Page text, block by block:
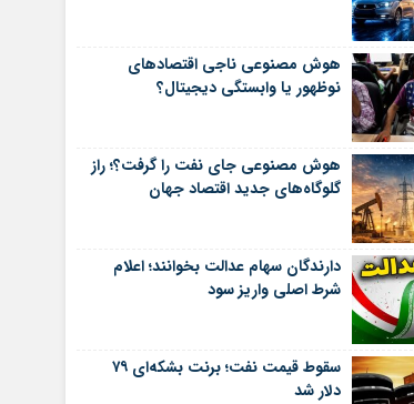
هوش مصنوعی ناجی اقتصادهای
نوظهور یا وابستگی دیجیتال؟
هوش مصنوعی جای نفت را گرفت؟؛ راز
گلوگاه‌های جدید اقتصاد جهان
دارندگان سهام عدالت بخوانند؛ اعلام
شرط اصلی واریز سود
سقوط قیمت نفت؛ برنت بشکه‌ای ۷۹
دلار شد